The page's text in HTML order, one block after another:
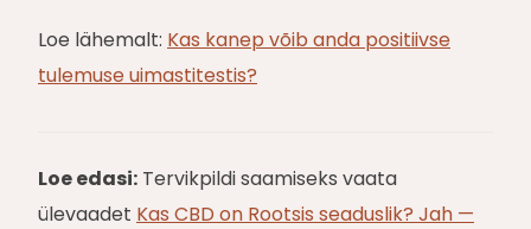
Loe lähemalt: Kas kanep võib anda positiivse
tulemuse uimastitestis?
Loe edasi: Tervikpildi saamiseks vaata
ülevaadet Kas CBD on Rootsis seaduslik? Jah —